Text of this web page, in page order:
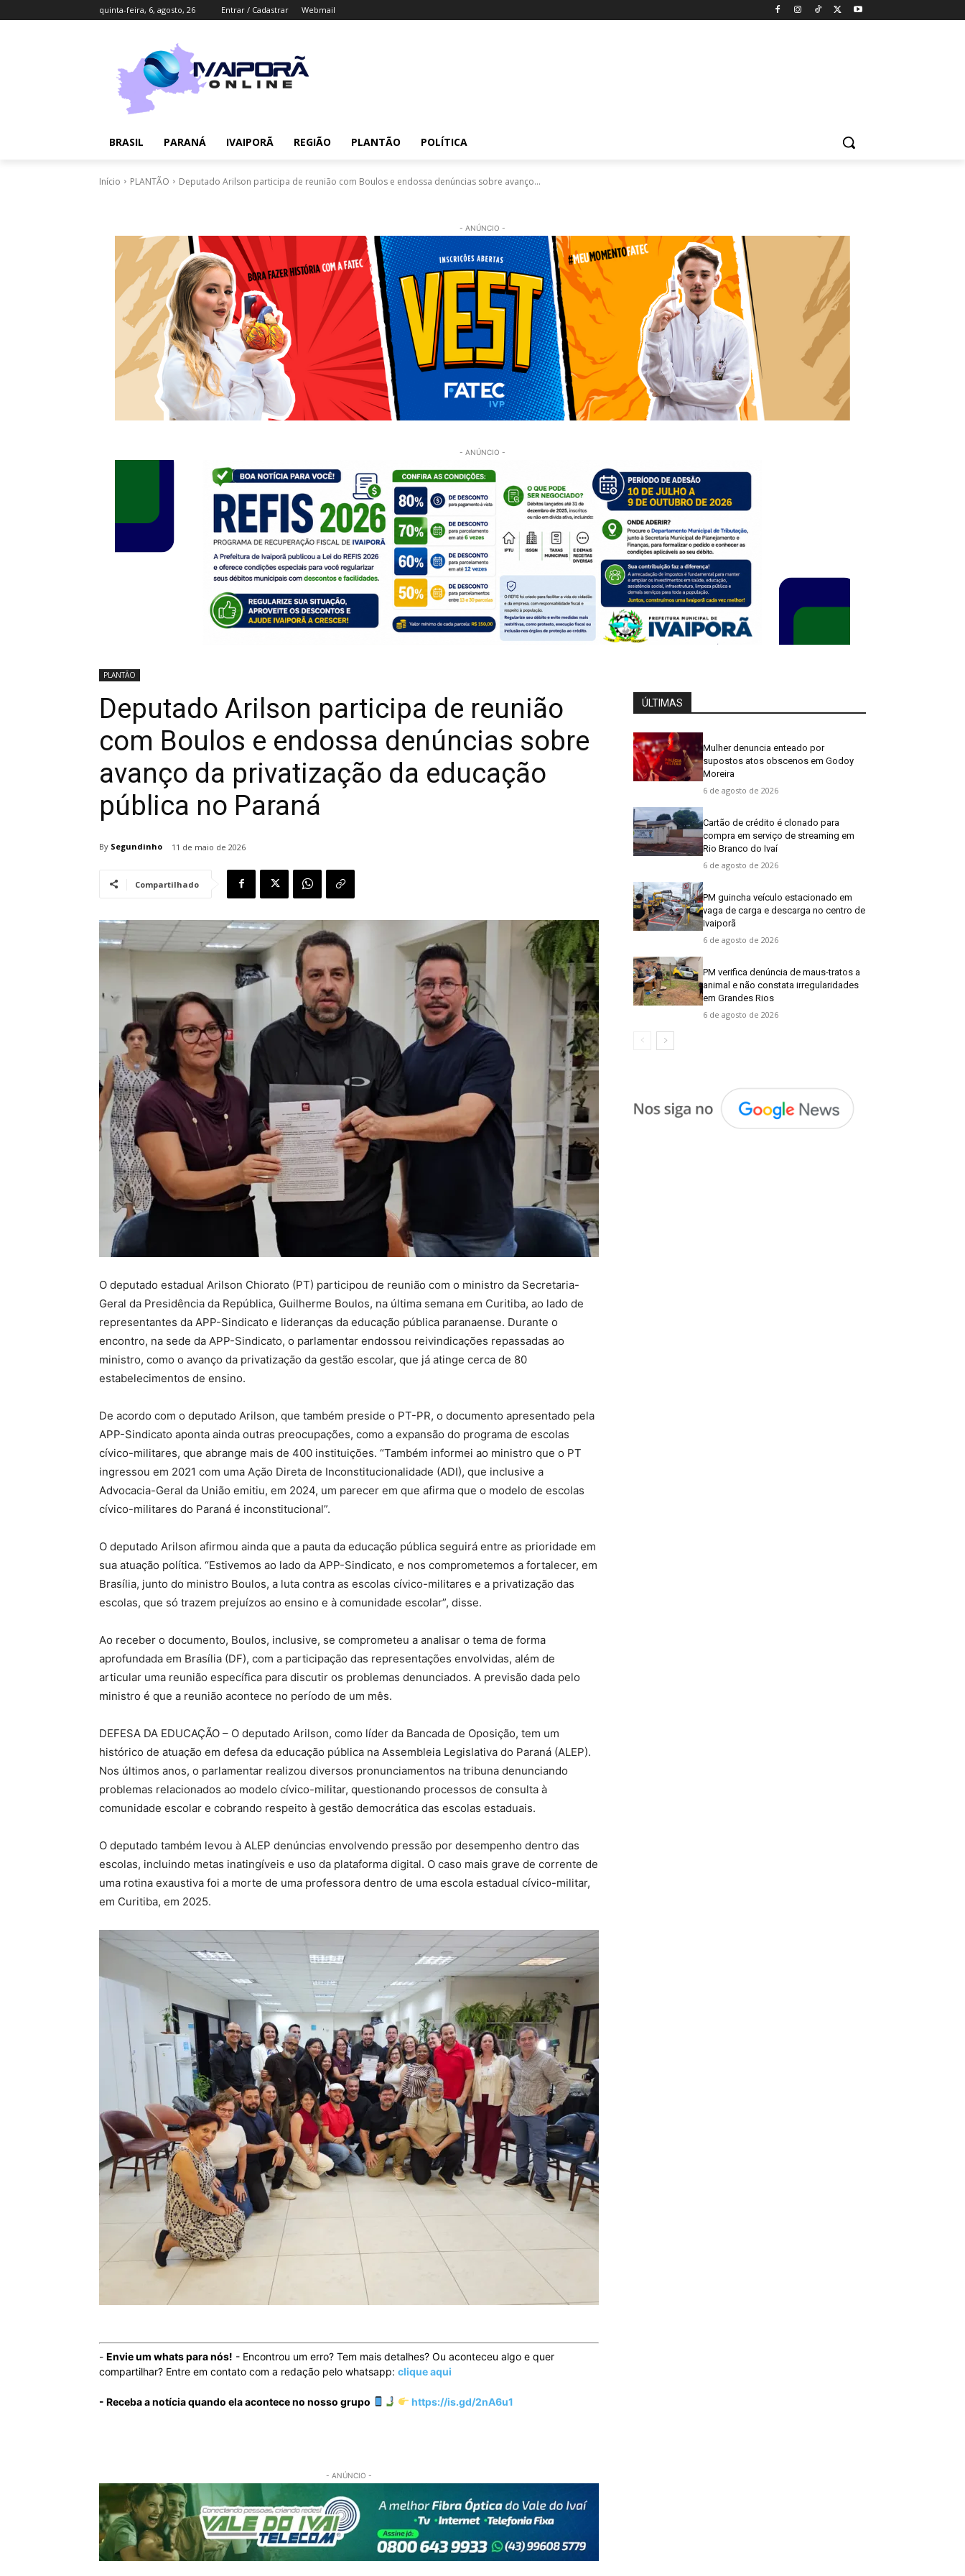
quinta-feira, 6, agosto, 26 Entrar / Cadastrar Webmail
BRASIL PARANÁ IVAIPORÃ REGIÃO PLANTÃO POLÍTICA
Início PLANTÃO Deputado Arilson participa de reunião com Boulos e endossa denúncias sobre avanço...
- ANÚNCIO -
- ANÚNCIO -
PLANTÃO
Deputado Arilson participa de reunião
com Boulos e endossa denúncias sobre
avanço da privatização da educação
pública no Paraná
By Segundinho 11 de maio de 2026
Compartilhado
O deputado estadual Arilson Chiorato (PT) participou de reunião com o ministro da Secretaria-
Geral da Presidência da República, Guilherme Boulos, na última semana em Curitiba, ao lado de
representantes da APP-Sindicato e lideranças da educação pública paranaense. Durante o
encontro, na sede da APP-Sindicato, o parlamentar endossou reivindicações repassadas ao
ministro, como o avanço da privatização da gestão escolar, que já atinge cerca de 80
estabelecimentos de ensino.
De acordo com o deputado Arilson, que também preside o PT-PR, o documento apresentado pela
APP-Sindicato aponta ainda outras preocupações, como a expansão do programa de escolas
cívico-militares, que abrange mais de 400 instituições. “Também informei ao ministro que o PT
ingressou em 2021 com uma Ação Direta de Inconstitucionalidade (ADI), que inclusive a
Advocacia-Geral da União emitiu, em 2024, um parecer em que afirma que o modelo de escolas
cívico-militares do Paraná é inconstitucional”.
O deputado Arilson afirmou ainda que a pauta da educação pública seguirá entre as prioridade em
sua atuação política. “Estivemos ao lado da APP-Sindicato, e nos comprometemos a fortalecer, em
Brasília, junto do ministro Boulos, a luta contra as escolas cívico-militares e a privatização das
escolas, que só trazem prejuízos ao ensino e à comunidade escolar”, disse.
Ao receber o documento, Boulos, inclusive, se comprometeu a analisar o tema de forma
aprofundada em Brasília (DF), com a participação das representações envolvidas, além de
articular uma reunião específica para discutir os problemas denunciados. A previsão dada pelo
ministro é que a reunião acontece no período de um mês.
DEFESA DA EDUCAÇÃO – O deputado Arilson, como líder da Bancada de Oposição, tem um
histórico de atuação em defesa da educação pública na Assembleia Legislativa do Paraná (ALEP).
Nos últimos anos, o parlamentar realizou diversos pronunciamentos na tribuna denunciando
problemas relacionados ao modelo cívico-militar, questionando processos de consulta à
comunidade escolar e cobrando respeito à gestão democrática das escolas estaduais.
O deputado também levou à ALEP denúncias envolvendo pressão por desempenho dentro das
escolas, incluindo metas inatingíveis e uso da plataforma digital. O caso mais grave de corrente de
uma rotina exaustiva foi a morte de uma professora dentro de uma escola estadual cívico-militar,
em Curitiba, em 2025.
- Envie um whats para nós! - Encontrou um erro? Tem mais detalhes? Ou aconteceu algo e quer
compartilhar? Entre em contato com a redação pelo whatsapp: clique aqui
- Receba a notícia quando ela acontece no nosso grupo https://is.gd/2nA6u1
- ANÚNCIO -
ÚLTIMAS
Mulher denuncia enteado por
supostos atos obscenos em Godoy
Moreira
6 de agosto de 2026
Cartão de crédito é clonado para
compra em serviço de streaming em
Rio Branco do Ivaí
6 de agosto de 2026
PM guincha veículo estacionado em
vaga de carga e descarga no centro de
Ivaiporã
6 de agosto de 2026
PM verifica denúncia de maus-tratos a
animal e não constata irregularidades
em Grandes Rios
6 de agosto de 2026